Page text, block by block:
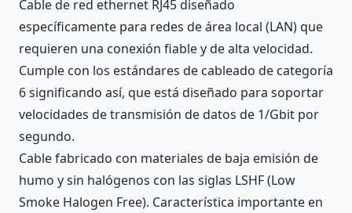
Cable de red ethernet RJ45 diseñado
específicamente para redes de área local (LAN) que
requieren una conexión fiable y de alta velocidad.
Cumple con los estándares de cableado de categoría
6 significando así, que está diseñado para soportar
velocidades de transmisión de datos de 1/Gbit por
segundo.
Cable fabricado con materiales de baja emisión de
humo y sin halógenos con las siglas LSHF (Low
Smoke Halogen Free). Característica importante en